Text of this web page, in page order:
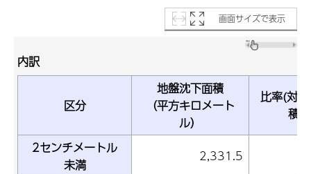
画面サイズで表示
内訳
区分
地盤沈下面積
（平方キロメート
ル）
比率(対
積)
2センチメートル
未満
2,331.5